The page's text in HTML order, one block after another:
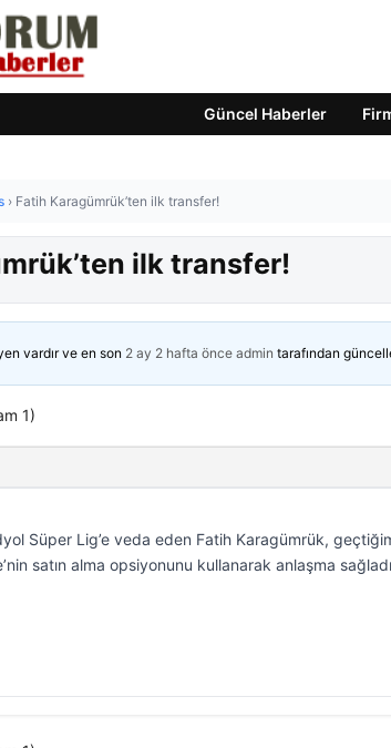
Güncel Haberler
› Fatih Karagümrük’ten ilk transfer!
ilk transfer!
vardır ve en son 2 ay 2 hafta önce admin tarafından
1)
Süper Lig’e veda eden Fatih Karagümrük,
satın alma opsiyonunu kullanarak anlaşma